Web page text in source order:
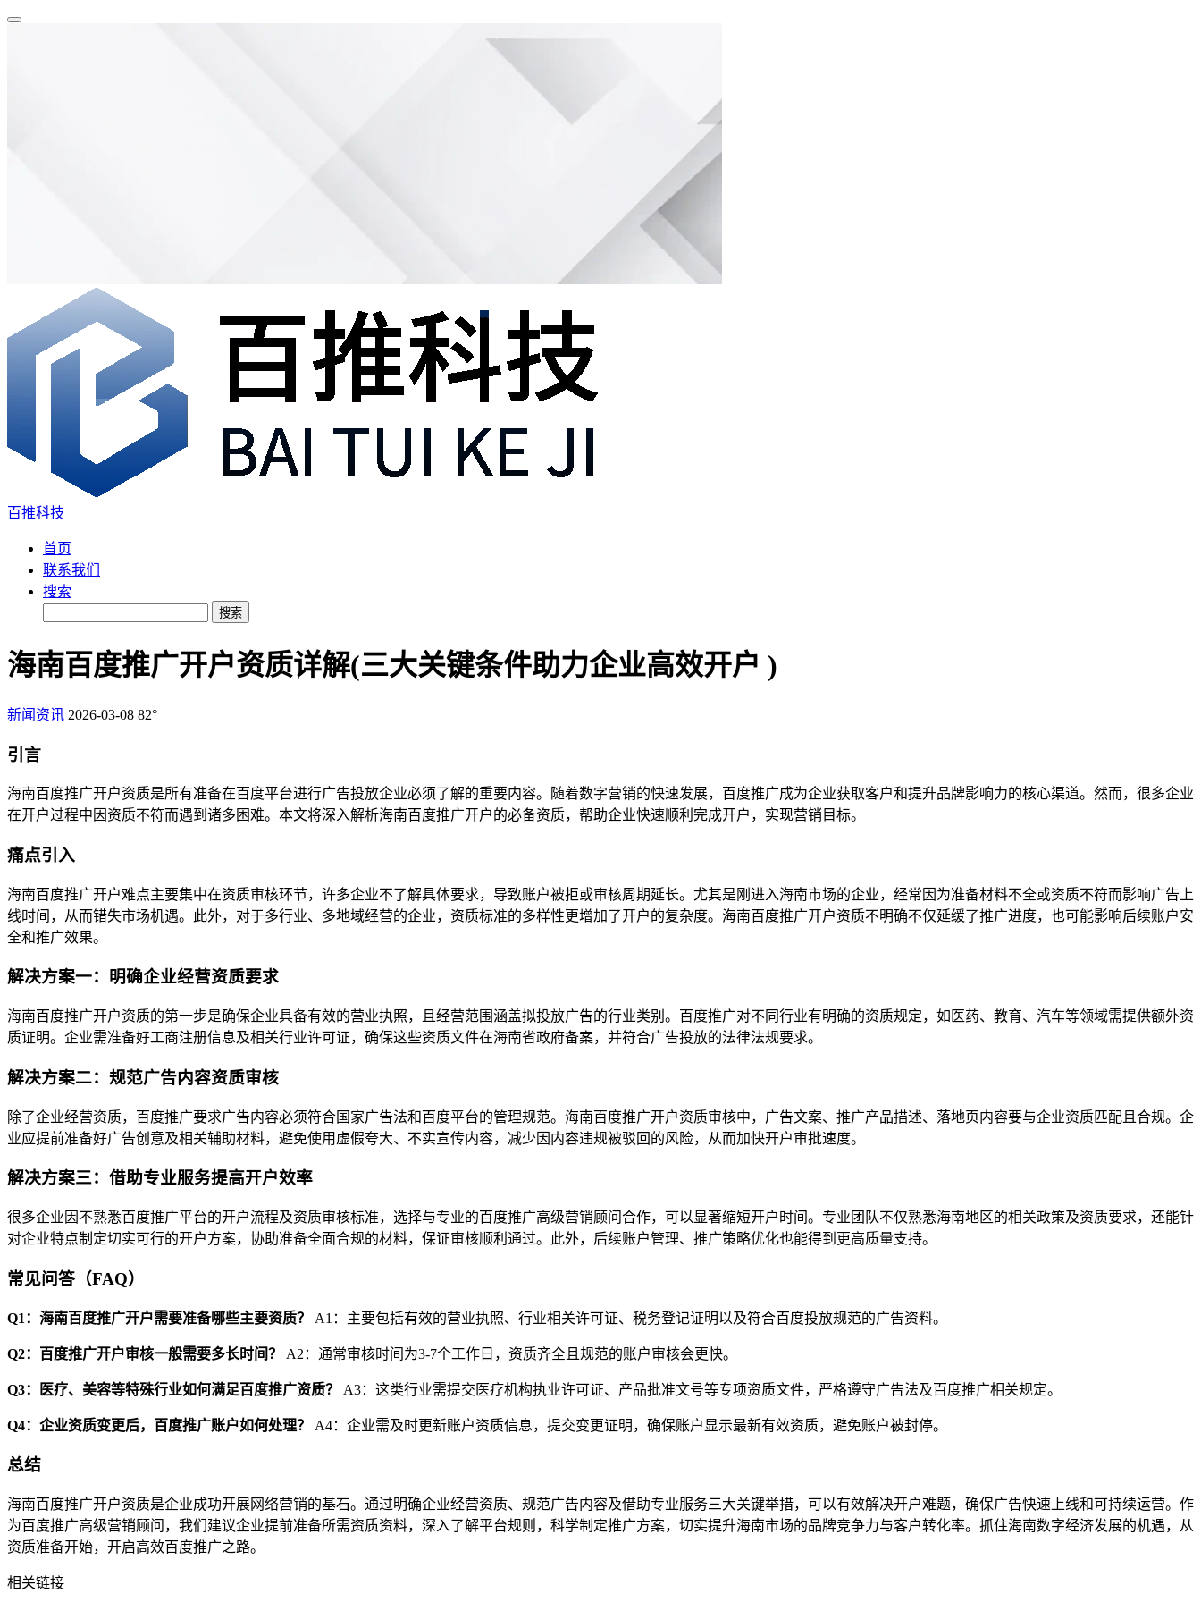
百推科技
首页
联系我们
搜索
搜索
海南百度推广开户资质详解(三大关键条件助力企业高效开户 )
新闻资讯 2026-03-08 82°
引言
海南百度推广开户资质是所有准备在百度平台进行广告投放企业必须了解的重要内容。随着数字营销的快速发展，百度推广成为企业获取客户和提升品牌影响力的核心渠道。然而，很多企业
在开户过程中因资质不符而遇到诸多困难。本文将深入解析海南百度推广开户的必备资质，帮助企业快速顺利完成开户，实现营销目标。
痛点引入
海南百度推广开户难点主要集中在资质审核环节，许多企业不了解具体要求，导致账户被拒或审核周期延长。尤其是刚进入海南市场的企业，经常因为准备材料不全或资质不符而影响广告上
线时间，从而错失市场机遇。此外，对于多行业、多地域经营的企业，资质标准的多样性更增加了开户的复杂度。海南百度推广开户资质不明确不仅延缓了推广进度，也可能影响后续账户安
全和推广效果。
解决方案一：明确企业经营资质要求
海南百度推广开户资质的第一步是确保企业具备有效的营业执照，且经营范围涵盖拟投放广告的行业类别。百度推广对不同行业有明确的资质规定，如医药、教育、汽车等领域需提供额外资
质证明。企业需准备好工商注册信息及相关行业许可证，确保这些资质文件在海南省政府备案，并符合广告投放的法律法规要求。
解决方案二：规范广告内容资质审核
除了企业经营资质，百度推广要求广告内容必须符合国家广告法和百度平台的管理规范。海南百度推广开户资质审核中，广告文案、推广产品描述、落地页内容要与企业资质匹配且合规。企
业应提前准备好广告创意及相关辅助材料，避免使用虚假夸大、不实宣传内容，减少因内容违规被驳回的风险，从而加快开户审批速度。
解决方案三：借助专业服务提高开户效率
很多企业因不熟悉百度推广平台的开户流程及资质审核标准，选择与专业的百度推广高级营销顾问合作，可以显著缩短开户时间。专业团队不仅熟悉海南地区的相关政策及资质要求，还能针
对企业特点制定切实可行的开户方案，协助准备全面合规的材料，保证审核顺利通过。此外，后续账户管理、推广策略优化也能得到更高质量支持。
常见问答（FAQ）
Q1：海南百度推广开户需要准备哪些主要资质？ A1：主要包括有效的营业执照、行业相关许可证、税务登记证明以及符合百度投放规范的广告资料。
Q2：百度推广开户审核一般需要多长时间？ A2：通常审核时间为3-7个工作日，资质齐全且规范的账户审核会更快。
Q3：医疗、美容等特殊行业如何满足百度推广资质？ A3：这类行业需提交医疗机构执业许可证、产品批准文号等专项资质文件，严格遵守广告法及百度推广相关规定。
Q4：企业资质变更后，百度推广账户如何处理？ A4：企业需及时更新账户资质信息，提交变更证明，确保账户显示最新有效资质，避免账户被封停。
总结
海南百度推广开户资质是企业成功开展网络营销的基石。通过明确企业经营资质、规范广告内容及借助专业服务三大关键举措，可以有效解决开户难题，确保广告快速上线和可持续运营。作
为百度推广高级营销顾问，我们建议企业提前准备所需资质资料，深入了解平台规则，科学制定推广方案，切实提升海南市场的品牌竞争力与客户转化率。抓住海南数字经济发展的机遇，从
资质准备开始，开启高效百度推广之路。
相关链接